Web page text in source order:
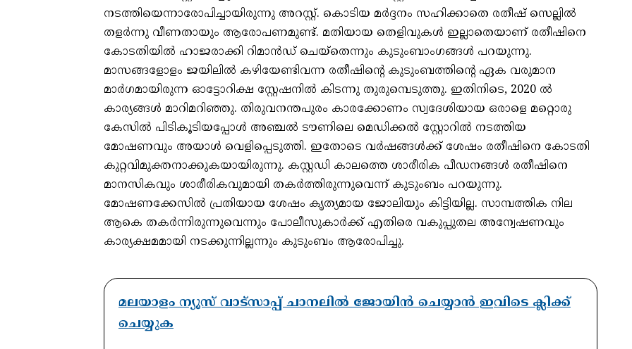
നടത്തിയെന്നാരോപിച്ചായിരുന്നു അറസ്റ്റ്. കൊടിയ മര്‍ദ്ദനം സഹിക്കാതെ രതീഷ് സെല്ലില്‍
തളര്‍ന്നു വീണതായും ആരോപണമുണ്ട്. മതിയായ തെളിവുകള്‍ ഇല്ലാതെയാണ് രതീഷിനെ
കോടതിയില്‍ ഹാജരാക്കി റിമാന്‍ഡ് ചെയ്‌തെന്നും കുടുംബാംഗങ്ങള്‍ പറയുന്നു.
മാസങ്ങളോളം ജയിലില്‍ കഴിയേണ്ടിവന്ന രതീഷിന്റെ കുടുംബത്തിന്റെ ഏക വരുമാന
മാര്‍ഗമായിരുന്ന ഓട്ടോറിക്ഷ സ്റ്റേഷനില്‍ കിടന്നു തുരുമ്പെടുത്തു. ഇതിനിടെ, 2020 ല്‍
കാര്യങ്ങള്‍ മാറിമറിഞ്ഞു. തിരുവനന്തപുരം കാരക്കോണം സ്വദേശിയായ ഒരാളെ മറ്റൊരു
കേസില്‍ പിടികൂടിയപ്പോള്‍ അഞ്ചല്‍ ടൗണിലെ മെഡിക്കല്‍ സ്റ്റോറില്‍ നടത്തിയ
മോഷണവും അയാള്‍ വെളിപ്പെടുത്തി. ഇതോടെ വര്‍ഷങ്ങള്‍ക്ക് ശേഷം രതീഷിനെ കോടതി
കുറ്റവിമുക്തനാക്കുകയായിരുന്നു. കസ്റ്റഡി കാലത്തെ ശാരീരിക പീഡനങ്ങള്‍ രതീഷിനെ
മാനസികവും ശാരീരികവുമായി തകര്‍ത്തിരുന്നുവെന്ന് കുടുംബം പറയുന്നു.
മോഷണക്കേസില്‍ പ്രതിയായ ശേഷം കൃത്യമായ ജോലിയും കിട്ടിയില്ല. സാമ്പത്തിക നില
ആകെ തകര്‍ന്നിരുന്നുവെന്നും പോലീസുകാര്‍ക്ക് എതിരെ വകുപ്പുതല അന്വേഷണവും
കാര്യക്ഷമമായി നടക്കുന്നില്ലന്നും കുടുംബം ആരോപിച്ചു.
മലയാളം ന്യൂസ് വാട്സാപ്പ് ചാനലിൽ ജോയിൻ ചെയ്യാൻ ഇവിടെ ക്ലിക്ക്
ചെയ്യുക